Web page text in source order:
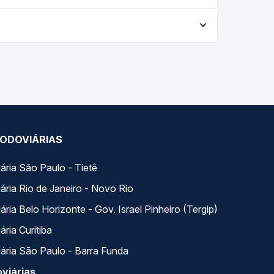
oferta para o seu roteiro.
São Paulo - Tietê
Rio de Janeiro - Novo Rio
Belo Horizonte - Gov. Israel Pinheiro (Tergip)
Curitiba
São Paulo - Barra Funda